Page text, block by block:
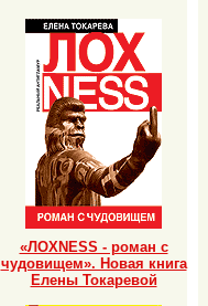
«ЛОХNESS - роман с
чудовищем». Новая книга
Елены Токаревой